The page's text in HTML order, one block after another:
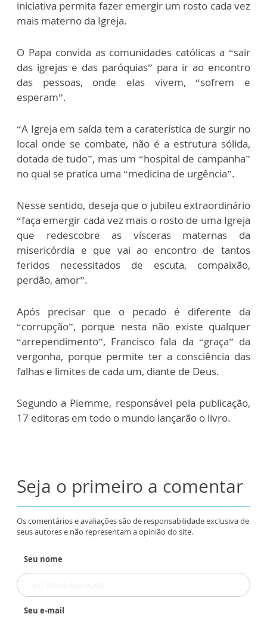
iniciativa permita fazer emergir um rosto cada vez
mais materno da Igreja.
O Papa convida as comunidades católicas a “sair
das igrejas e das paróquias” para ir ao encontro
das pessoas, onde elas vivem, “sofrem e
esperam”.
“A Igreja em saída tem a caraterística de surgir no
local onde se combate, não é a estrutura sólida,
dotada de tudo”, mas um “hospital de campanha”
no qual se pratica uma “medicina de urgência”.
Nesse sentido, deseja que o jubileu extraordinário
“faça emergir cada vez mais o rosto de uma Igreja
que redescobre as vísceras maternas da
misericórdia e que vai ao encontro de tantos
feridos necessitados de escuta, compaixão,
perdão, amor”.
Após precisar que o pecado é diferente da
“corrupção”, porque nesta não existe qualquer
“arrependimento”, Francisco fala da “graça” da
vergonha, porque permite ter a consciência das
falhas e limites de cada um, diante de Deus.
Segundo a Piemme, responsável pela publicação,
17 editoras em todo o mundo lançarão o livro.
Seja o primeiro a comentar
Os comentários e avaliações são de responsabilidade exclusiva de
seus autores e não representam a opinião do site.
Seu nome
Seu e-mail